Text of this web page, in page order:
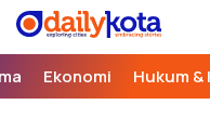
Daily Kota
cities, embracing
Ekonomi Hukum &